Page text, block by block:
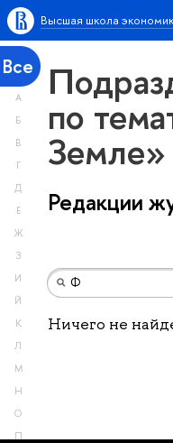
Высшая школа
Все
А
Б
В
Г
Д
Е
Ж
З
И
Й
К
Л
М
Н
О
П
по
Земле»
Редакции
Ничего не